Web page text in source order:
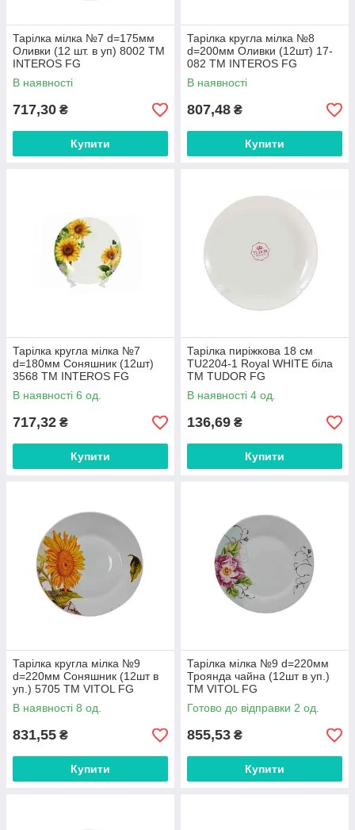
Тарілка мілка №7 d=175мм
Оливки (12 шт. в уп) 8002 ТМ
INTEROS FG
В наявності
717,30 ₴
Купити
Тарілка кругла мілка №8
d=200мм Оливки (12шт) 17-
082 ТМ INTEROS FG
В наявності
807,48 ₴
Купити
Тарілка кругла мілка №7
d=180мм Соняшник (12шт)
3568 ТМ INTEROS FG
В наявності 6 од.
717,32 ₴
Купити
Тарілка пиріжкова 18 см
TU2204-1 Royal WHITE біла
ТМ TUDOR FG
В наявності 4 од.
136,69 ₴
Купити
Тарілка кругла мілка №9
d=220мм Соняшник (12шт в
уп.) 5705 ТМ VITOL FG
В наявності 8 од.
831,55 ₴
Купити
Тарілка мілка №9 d=220мм
Троянда чайна (12шт в уп.)
ТМ VITOL FG
Готово до відправки 2 од.
855,53 ₴
Купити